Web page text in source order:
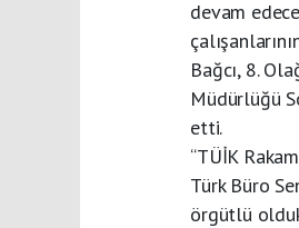
devam
Bağcı, 8.
Müdürlüğü
etti.
“TÜİK
Türk Büro
örgütlü